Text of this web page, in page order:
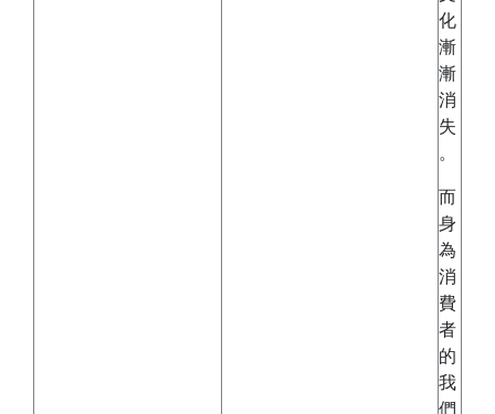
化
漸
漸
消
失
。
而
身
為
消
費
者
的
我
們